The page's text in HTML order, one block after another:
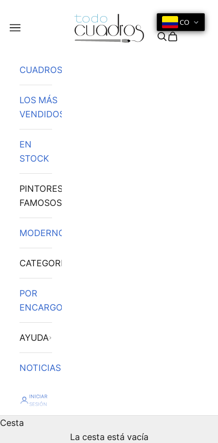
Menú
CO
Buscar
Cesta
CUADROS
LOS MÁS
VENDIDOS
EN
STOCK
PINTORES
FAMOSOS
MODERNOS
CATEGORÍAS
POR
ENCARGO
AYUDA
NOTICIAS
INICIAR
SESIÓN
Cesta
La cesta está vacía